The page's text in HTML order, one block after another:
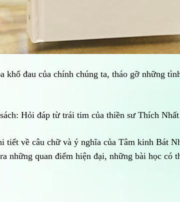
khổ đau của chính chúng ta, tháo gỡ những
Hỏi đáp từ trái tim của thiền sư Thích
tiết về câu chữ và ý nghĩa của Tâm kinh Bát
những quan điểm hiện đại, những bài học có